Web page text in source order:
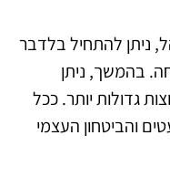
ניתן להתחיל בלדבר
בהמשך, ניתן
גדולות יותר. ככל
והביטחון העצמי